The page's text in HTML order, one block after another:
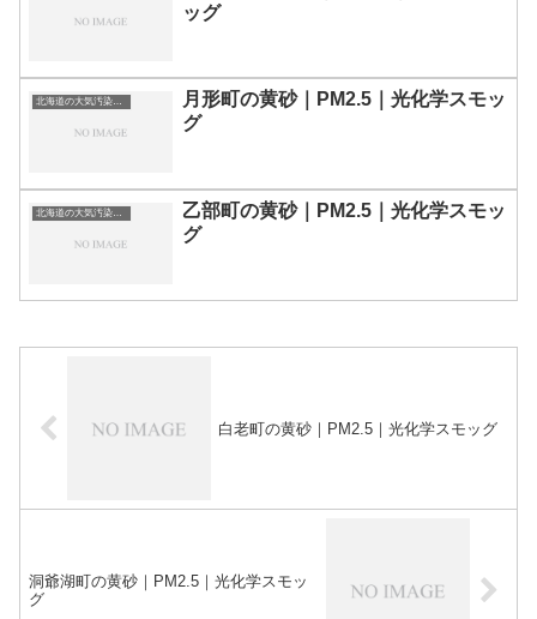
ッグ
北海道の大気汚染・PM2.5・黄砂・エアロゾルの数値
月形町の黄砂｜PM2.5｜光化学スモッ
グ
北海道の大気汚染・PM2.5・黄砂・エアロゾルの数値
乙部町の黄砂｜PM2.5｜光化学スモッ
グ
白老町の黄砂｜PM2.5｜光化学スモッグ
洞爺湖町の黄砂｜PM2.5｜光化学スモッ
グ